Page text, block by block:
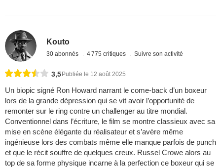
Kouto
30 abonnés 4 775 critiques Suivre son activité
3,5 Publiée le 12 août 2025
Un biopic signé Ron Howard narrant le come-back d’un boxeur
lors de la grande dépression qui se vit avoir l’opportunité de
remonter sur le ring contre un challenger au titre mondial.
Conventionnel dans l’écriture, le film se montre classieux avec sa
mise en scène élégante du réalisateur et s’avère même
ingénieuse lors des combats même elle manque parfois de punch
et que le récit souffre de quelques creux. Russel Crowe alors au
top de sa forme physique incarne à la perfection ce boxeur qui se